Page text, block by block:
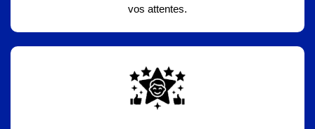
vos attentes.